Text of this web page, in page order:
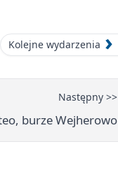
Kolejne wydarzenia
Następny >>
burze Wejherowo